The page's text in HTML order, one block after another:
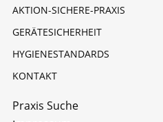
AKTION-SICHERE-PRAXIS
GERÄTESICHERHEIT
HYGIENESTANDARDS
KONTAKT
Praxis Suche